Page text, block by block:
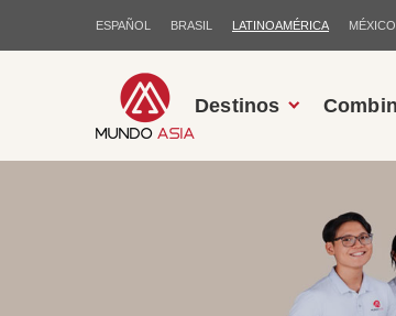
ESPAÑOL BRASIL LATINOAMÉRICA MÉXICO
Destinos